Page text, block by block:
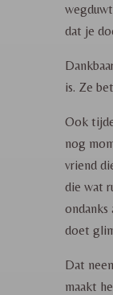
dat je
is. Ze
Ook
nog
vriend
die wat
ondanks
doet
Dat
maakt